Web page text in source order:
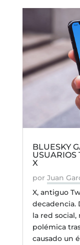
BLUESKY
USUARIOS
X
por Juan
X, antiguo
decadencia.
la red
polémica
causado un